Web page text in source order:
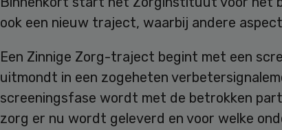
ook een nieuw traject, waarbij andere
Een Zinnige Zorg-traject begint met een
uitmondt in een zogeheten
screeningsfase wordt met de betrokken
zorg er nu wordt geleverd en voor welke